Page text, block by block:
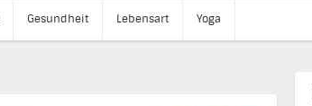
Gesundheit Lebensart Yoga